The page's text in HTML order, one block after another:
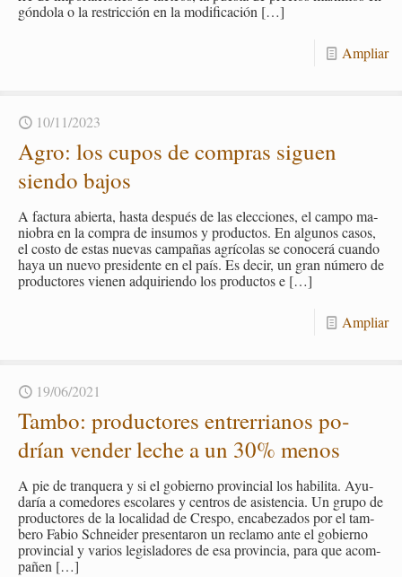
gón­do­la o la res­tric­ción en la mo­di­fi­ca­ción […]
Am­pliar
10/11/2023
Agro: los cupos de com­pras si­guen
sien­do bajos
A fac­tu­ra abier­ta, hasta des­pués de las elec­cio­nes, el campo ma­
nio­bra en la com­pra de in­su­mos y pro­duc­tos. En al­gu­nos casos,
el costo de estas nue­vas cam­pa­ñas agrí­co­las se co­no­ce­rá cuan­do
haya un nuevo pre­si­den­te en el país. Es decir, un gran nú­me­ro de
pro­duc­to­res vie­nen ad­qui­rien­do los pro­duc­tos e […]
Am­pliar
19/06/2021
Tambo: pro­duc­to­res en­tre­rria­nos po­
drían ven­der leche a un 30% menos
A pie de tran­que­ra y si el go­bierno pro­vin­cial los ha­bi­li­ta. Ayu­
da­ría a co­me­do­res es­co­la­res y cen­tros de asis­ten­cia. Un grupo de
pro­duc­to­res de la lo­ca­li­dad de Cres­po, en­ca­be­za­dos por el tam­
be­ro Fabio Sch­nei­der pre­sen­ta­ron un re­cla­mo ante el go­bierno
pro­vin­cial y va­rios le­gis­la­do­res de esa pro­vin­cia, para que acom­
pa­ñen […]